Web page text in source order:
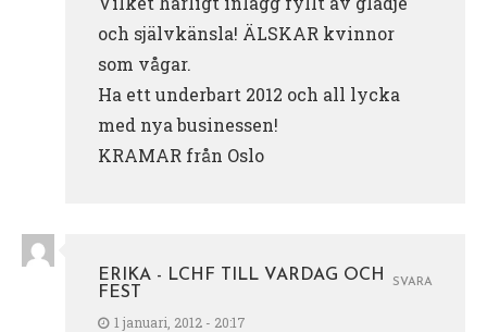
och självkänsla! ÄLSKAR kvinnor
som vågar.
Ha ett underbart 2012 och all lycka
med nya businessen!
KRAMAR från Oslo
ERIKA - LCHF TILL VARDAG OCH
FEST
1 januari, 2012 - 20:17
SVARA